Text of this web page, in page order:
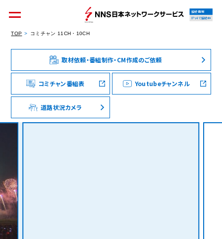
個人のお客様 集合住宅オーナーの方
法人のお客様 料金シミュレーション
接続情報
IPv4で接続中
TOP コミチャン 11CH・10CH
取材依頼・番組制作・CM作成のご依頼
コミチャン番組表 Youtubeチャンネル
道路状況カメラ